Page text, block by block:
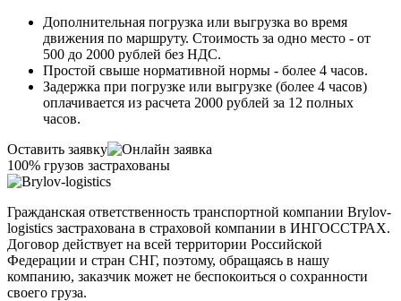
Дополнительная погрузка или выгрузка во время
движения по маршруту. Стоимость за одно место - от
500 до 2000 рублей без НДС.
Простой свыше нормативной нормы - более 4 часов.
Задержка при погрузке или выгрузке (более 4 часов)
оплачивается из расчета 2000 рублей за 12 полных
часов.
Оставить заявку
100% грузов застрахованы
Гражданская ответственность транспортной компании Brylov-
logistics застрахована в страховой компании в ИНГОСCТРАХ.
Договор действует на всей территории Российской
Федерации и стран СНГ, поэтому, обращаясь в нашу
компанию, заказчик может не беспокоиться о сохранности
своего груза.